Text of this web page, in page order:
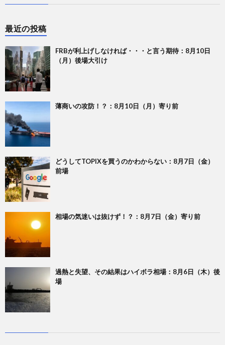
最近の投稿
FRBが利上げしなければ・・・と言う期待：8月10日
（月）後場大引け
薄商いの攻防！？：8月10日（月）寄り前
どうしてTOPIXを買うのかわからない：8月7日（金）
前場
相場の気迷いは抜けず！？：8月7日（金）寄り前
過熱と失望、その結果はハイボラ相場：8月6日（木）後
場